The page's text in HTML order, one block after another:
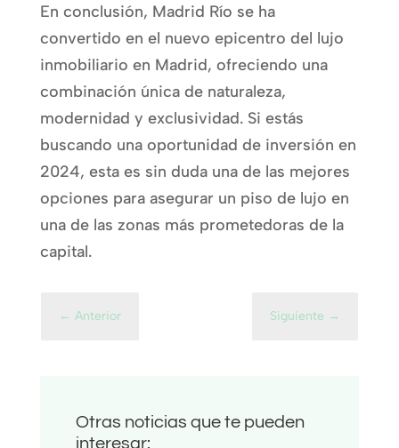
En conclusión, Madrid Río se ha
convertido en el nuevo epicentro del lujo
inmobiliario en Madrid, ofreciendo una
combinación única de naturaleza,
modernidad y exclusividad. Si estás
buscando una oportunidad de inversión en
2024, esta es sin duda una de las mejores
opciones para asegurar un piso de lujo en
una de las zonas más prometedoras de la
capital.
← Anterior Siguiente →
Otras noticias que te pueden
interesar: